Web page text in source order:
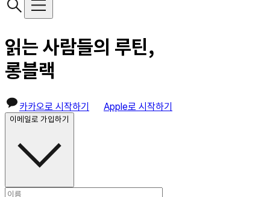
읽는 사람들의 루틴,
롱블랙
카카오로 시작하기 Apple로 시작하기
이메일로 가입하기